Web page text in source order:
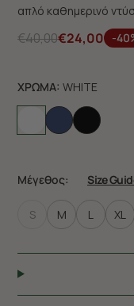
απλό καθημερινό
€40,00€24,00 -
ΧΡΩΜΑ: WHITE
Μέγεθος: Size
S M L XL